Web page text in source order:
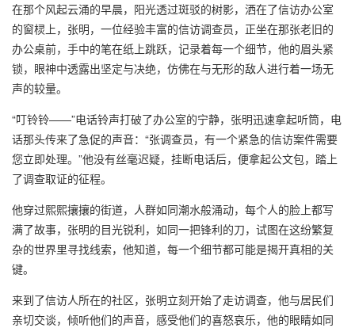
在那个风起云涌的早晨，阳光透过斑驳的树影，洒在了信访办公室
的窗棂上，张明，一位经验丰富的信访调查员，正坐在那张老旧的
办公桌前，手中的笔在纸上跳跃，记录着每一个细节，他的眉头紧
锁，眼神中透露出坚定与决绝，仿佛在与无形的敌人进行着一场无
声的较量。
“叮铃铃——”电话铃声打破了办公室的宁静，张明迅速拿起听筒，电
话那头传来了急促的声音：“张调查员，有一个紧急的信访案件需要
您立即处理。”他没有丝毫迟疑，挂断电话后，便拿起公文包，踏上
了调查取证的征程。
他穿过熙熙攘攘的街道，人群如同潮水般涌动，每个人的脸上都写
满了故事，张明的目光锐利，如同一把锋利的刀，试图在这纷繁复
杂的世界里寻找线索，他知道，每一个细节都可能是揭开真相的关
键。
来到了信访人所在的社区，张明立刻开始了走访调查，他与居民们
亲切交谈，倾听他们的声音，感受他们的喜怒哀乐，他的眼睛如同